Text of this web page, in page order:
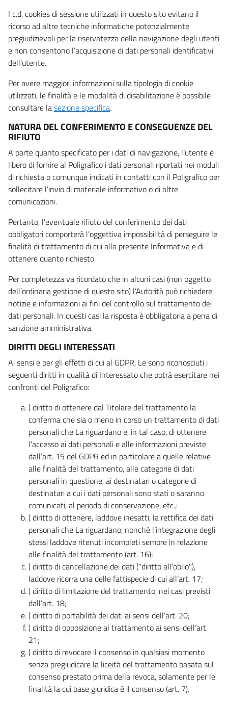
I c.d. cookies di sessione utilizzati in questo sito evitano il
ricorso ad altre tecniche informatiche potenzialmente
pregiudizievoli per la riservatezza della navigazione degli utenti
e non consentono l’acquisizione di dati personali identificativi
dell’utente.
Per avere maggiori informazioni sulla tipologia di cookie
utilizzati, le finalità e le modalità di disabilitazione è possibile
consultare lasezione specifica.
NATURA DEL CONFERIMENTO E CONSEGUENZE DEL
RIFIUTO
A parte quanto specificato per i dati di navigazione, l’utente è
libero di fornire al Poligrafico i dati personali riportati nei moduli
di richiesta o comunque indicati in contatti con il Poligrafico per
sollecitare l’invio di materiale informativo o di altre
comunicazioni.
Pertanto, l’eventuale rifiuto del conferimento dei dati
obbligatori comporterà l’oggettiva impossibilità di perseguire le
finalità di trattamento di cui alla presente Informativa e di
ottenere quanto richiesto.
Per completezza va ricordato che in alcuni casi (non oggetto
dell’ordinaria gestione di questo sito) l’Autorità può richiedere
notizie e informazioni ai fini del controllo sul trattamento dei
dati personali. In questi casi la risposta è obbligatoria a pena di
sanzione amministrativa.
DIRITTI DEGLI INTERESSATI
Ai sensi e per gli effetti di cui al GDPR, Le sono riconosciuti i
seguenti diritti in qualità di Interessato che potrà esercitare nei
confronti del Poligrafico:
) diritto di ottenere dal Titolare del trattamento la
conferma che sia o meno in corso un trattamento di dati
personali che La riguardano e, in tal caso, di ottenere
l’accesso ai dati personali e alle informazioni previste
dall’art. 15 del GDPR ed in particolare a quelle relative
alle finalità del trattamento, alle categorie di dati
personali in questione, ai destinatari o categorie di
destinatari a cui i dati personali sono stati o saranno
comunicati, al periodo di conservazione, etc.;
) diritto di ottenere, laddove inesatti, la rettifica dei dati
personali che La riguardano, nonché l’integrazione degli
stessi laddove ritenuti incompleti sempre in relazione
alle finalità del trattamento (art. 16);
) diritto di cancellazione dei dati ("diritto all’oblio"),
laddove ricorra una delle fattispecie di cui all’art. 17;
) diritto di limitazione del trattamento, nei casi previsti
dall’art. 18;
) diritto di portabilità dei dati ai sensi dell’art. 20;
) diritto di opposizione al trattamento ai sensi dell’art.
21;
) diritto di revocare il consenso in qualsiasi momento
senza pregiudicare la liceità del trattamento basata sul
consenso prestato prima della revoca, solamente per le
finalità la cui base giuridica è il consenso (art. 7).